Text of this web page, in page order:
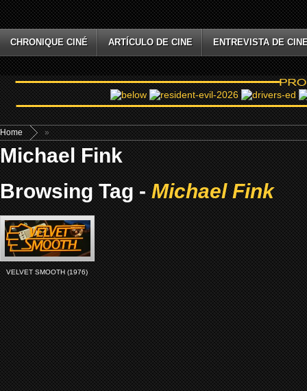
CHRONIQUE CINÉ ARTÍCULO DE CINE ENTREVISTA DE
Home »
Michael Fink
Browsing Tag -Michael Fink
VELVET SMOOTH (1976)